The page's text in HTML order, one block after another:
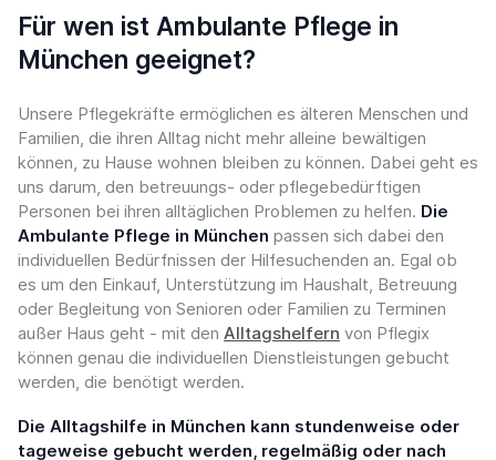
Für wen ist Ambulante Pflege in
München geeignet?
Unsere Pflegekräfte ermöglichen es älteren Menschen und
Familien, die ihren Alltag nicht mehr alleine bewältigen
können, zu Hause wohnen bleiben zu können. Dabei geht es
uns darum, den betreuungs- oder pflegebedürftigen
Personen bei ihren alltäglichen Problemen zu helfen. Die
Ambulante Pflege in München passen sich dabei den
individuellen Bedürfnissen der Hilfesuchenden an. Egal ob
es um den Einkauf, Unterstützung im Haushalt, Betreuung
oder Begleitung von Senioren oder Familien zu Terminen
außer Haus geht - mit den Alltagshelfern von Pflegix
können genau die individuellen Dienstleistungen gebucht
werden, die benötigt werden.
Die Alltagshilfe in München kann stundenweise oder
tageweise gebucht werden, regelmäßig oder nach